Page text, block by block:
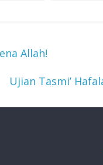
Allah!
Ujian Tasmi’